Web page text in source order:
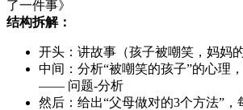
了一件事》
结构拆解：
开头：讲故事（孩子被嘲笑，妈
中间：分析“被嘲笑的孩子”的心理
—— 问题-分析
然后：给出“父母做对的3个方法”